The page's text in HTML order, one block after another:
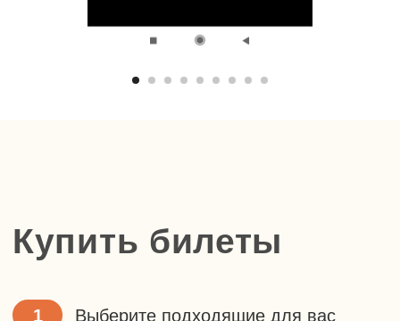
Групповые выезды на заказ
Мастер-класс